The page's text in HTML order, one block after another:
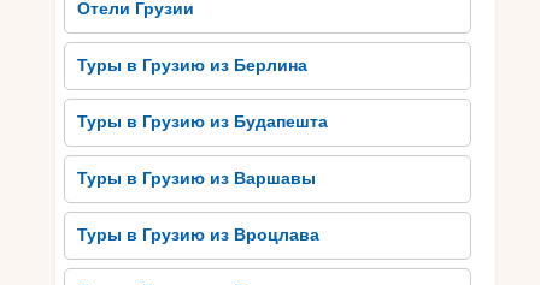
соусом). Кроме того, не упустите возможности
попробовать виноградное вино, которое Грузия
производит в основном именно в Кутаиси. Вам
будут предложены различные виды вина,
которые оставят незабываемое впечатление
своими ароматами и вкусами. Отправляйтесь в
ресторан или кафе в Кутаиси, чтобы
насладиться подлинной грузинской кухней и
выпить рюмку гостеприимства Грузии.
Отели Грузии
Туры в Грузию из Берлина
Туры в Грузию из Будапешта
Туры в Грузию из Варшавы
Туры в Грузию из Вроцлава